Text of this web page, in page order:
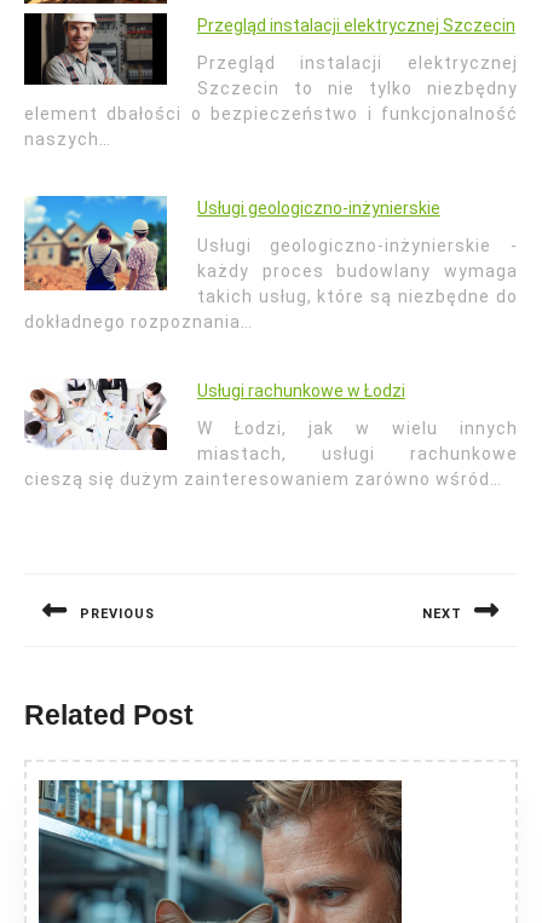
Przegląd instalacji elektrycznej Szczecin
Przegląd instalacji elektrycznej
Szczecin to nie tylko niezbędny
element dbałości o bezpieczeństwo i funkcjonalność
naszych…
Usługi geologiczno-inżynierskie
Usługi geologiczno-inżynierskie -
każdy proces budowlany wymaga
takich usług, które są niezbędne do
dokładnego rozpoznania…
Usługi rachunkowe w Łodzi
W Łodzi, jak w wielu innych
miastach, usługi rachunkowe
cieszą się dużym zainteresowaniem zarówno wśród…
PREVIOUS NEXT
Related Post